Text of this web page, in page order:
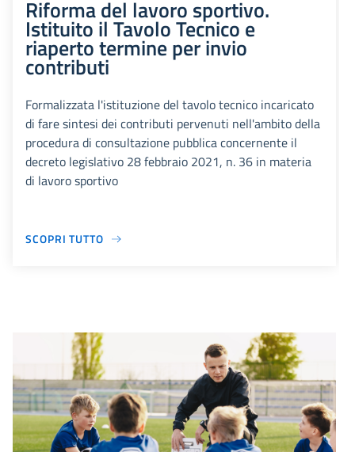
Riforma del lavoro sportivo.
Istituito il Tavolo Tecnico e
riaperto termine per invio
contributi
Formalizzata l'istituzione del tavolo tecnico incaricato
di fare sintesi dei contributi pervenuti nell'ambito della
procedura di consultazione pubblica concernente il
decreto legislativo 28 febbraio 2021, n. 36 in materia
di lavoro sportivo
SCOPRI TUTTO